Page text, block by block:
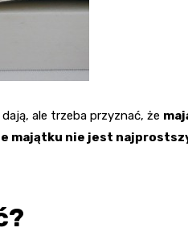
ale trzeba przyznać, że
majątku nie jest